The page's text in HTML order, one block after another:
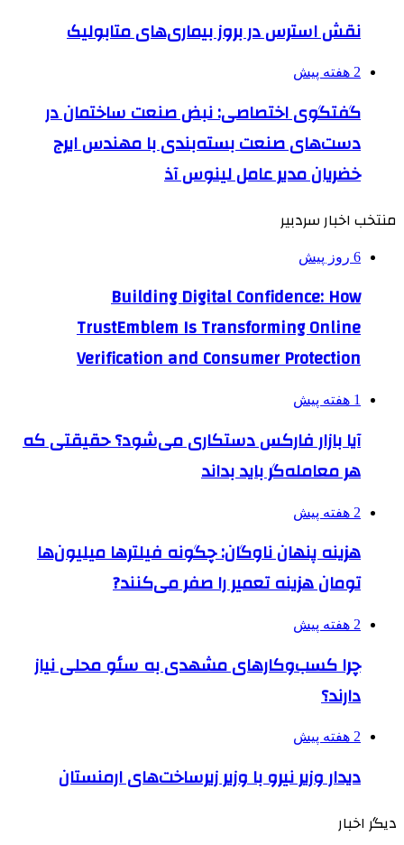
نقش استرس در بروز بیماری‌های متابولیک
2 هفته پیش
گفتگوی اختصاصی: نبض صنعت ساختمان در
دست‌های صنعت بسته‌بندی با مهندس ایرج
خضریان مدیر عامل لینوس آذ
منتخب اخبار سردبیر
6 روز پیش
Building Digital Confidence: How
TrustEmblem Is Transforming Online
Verification and Consumer Protection
1 هفته پیش
آیا بازار فارکس دستکاری می‌شود؟ حقیقتی که
هر معامله‌گر باید بداند
2 هفته پیش
هزینه پنهان ناوگان: چگونه فیلترها میلیون‌ها
تومان هزینه تعمیر را صفر می‌کنند?
2 هفته پیش
چرا کسب‌وکارهای مشهدی به سئو محلی نیاز
دارند؟
2 هفته پیش
دیدار وزیر نیرو با وزیر زیرساخت‌های ارمنستان
دیگر اخبار